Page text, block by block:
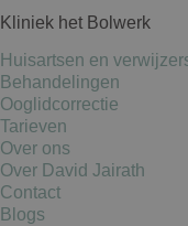
Kliniek het Bolwerk
Huisartsen en
Behandelingen
Ooglidcorrectie
Tarieven
Over ons
Over David Jairath
Contact
Blogs